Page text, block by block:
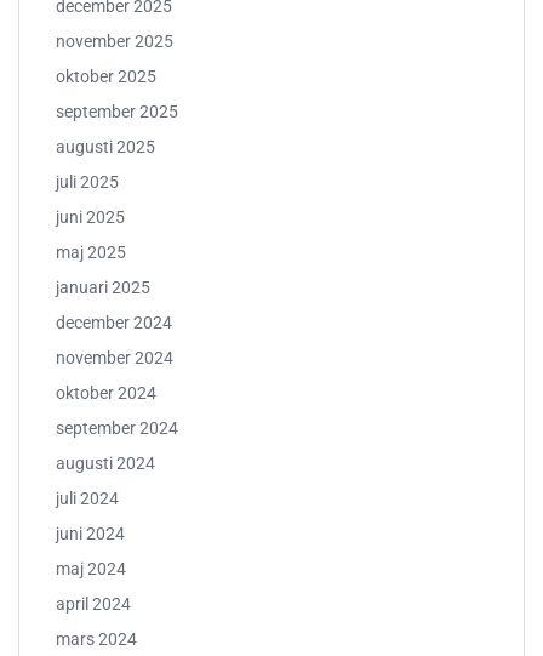
december 2025
november 2025
oktober 2025
september 2025
augusti 2025
juli 2025
juni 2025
maj 2025
januari 2025
december 2024
november 2024
oktober 2024
september 2024
augusti 2024
juli 2024
juni 2024
maj 2024
april 2024
mars 2024